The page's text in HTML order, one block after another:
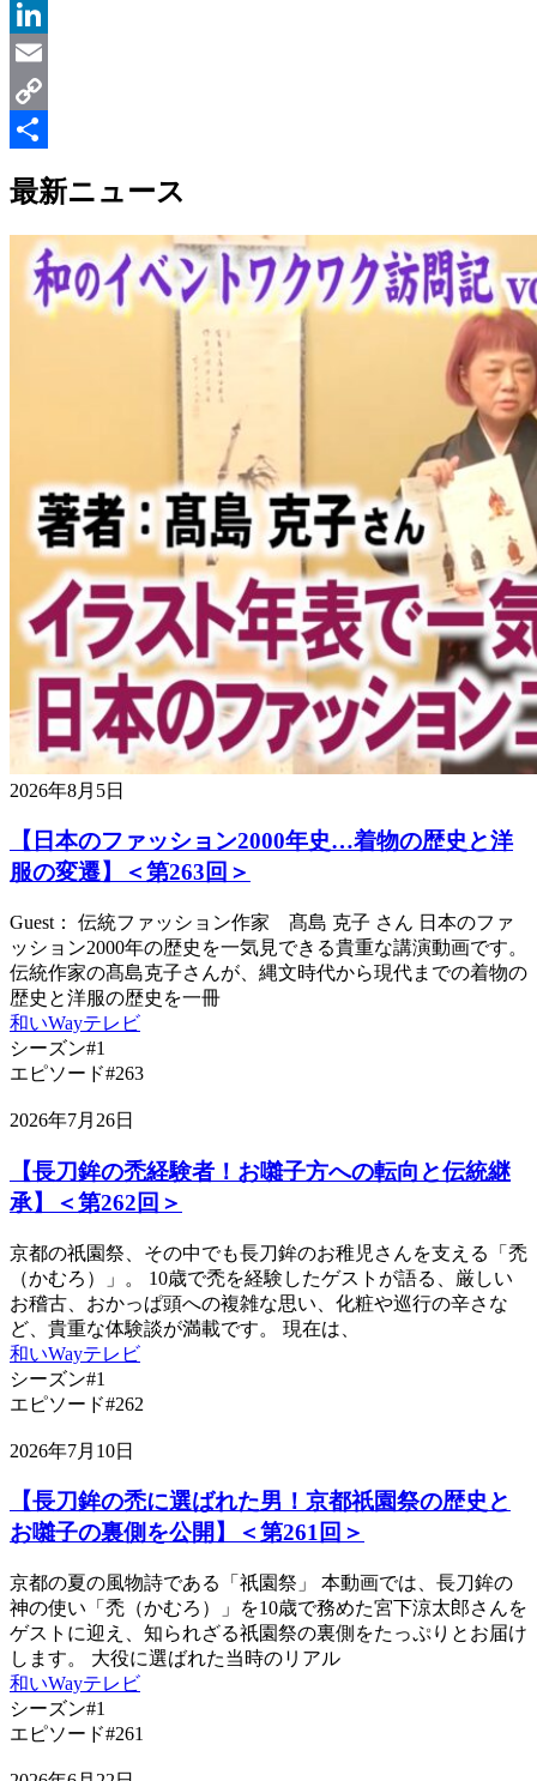
最新ニュース
2026年8月5日
【日本のファッション2000年史…着物の歴史と洋
服の変遷】＜第263回＞
Guest： 伝統ファッション作家 髙島 克子 さん 日本のファ
ッション2000年の歴史を一気見できる貴重な講演動画です。
伝統作家の髙島克子さんが、縄文時代から現代までの着物の
歴史と洋服の歴史を一冊
和いWayテレビ
シーズン#1
エピソード#263
2026年7月26日
【長刀鉾の禿経験者！お囃子方への転向と伝統継
承】＜第262回＞
京都の祇園祭、その中でも長刀鉾のお稚児さんを支える「禿
（かむろ）」。 10歳で禿を経験したゲストが語る、厳しい
お稽古、おかっぱ頭への複雑な思い、化粧や巡行の辛さな
ど、貴重な体験談が満載です。 現在は、
和いWayテレビ
シーズン#1
エピソード#262
2026年7月10日
【長刀鉾の禿に選ばれた男！京都祇園祭の歴史と
お囃子の裏側を公開】＜第261回＞
京都の夏の風物詩である「祇園祭」 本動画では、長刀鉾の
神の使い「禿（かむろ）」を10歳で務めた宮下涼太郎さんを
ゲストに迎え、知られざる祇園祭の裏側をたっぷりとお届け
します。 大役に選ばれた当時のリアル
和いWayテレビ
シーズン#1
エピソード#261